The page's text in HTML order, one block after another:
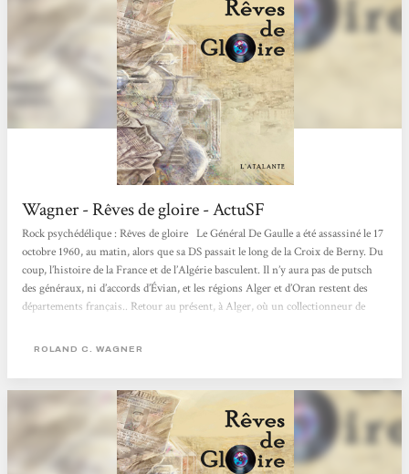
Wagner - Rêves de gloire - ActuSF
Rock psychédélique : Rêves de gloire Le Général De Gaulle a été assassiné le 17
octobre 1960, au matin, alors que sa DS passait le long de la Croix de Berny. Du
coup, l’histoire de la France et de l’Algérie basculent. Il n’y aura pas de putsch
des généraux, ni d’accords d’Évian, et les régions Alger et d’Oran restent des
départements français.. Retour au présent, à Alger, où un collectionneur de
pièce rare des années...
ROLAND C. WAGNER